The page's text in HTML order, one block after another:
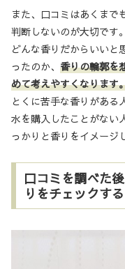
また、口コミはあくまで
判断しないのが大切です。
どんな香りだからいいと
ったのか、 香りの輪郭を
めて考えやすくなります
とくに苦手な香りがある
水を購入したことがない
っかりと香りをイメージ
口コミを調べた
りをチェックす